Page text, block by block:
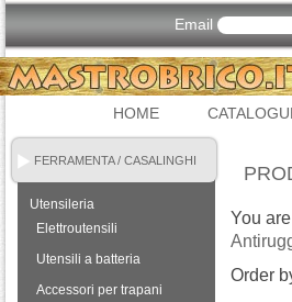
Email
HOME
FERRAMENTA / CASALINGHI
Utensileria
Elettroutensili
Utensili a batteria
Accessori per trapani
You
Order